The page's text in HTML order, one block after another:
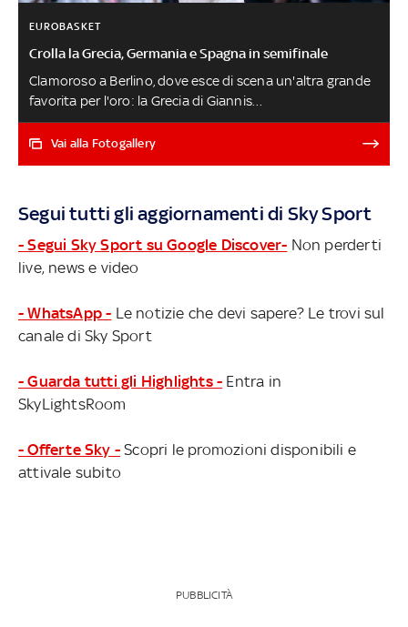
EUROBASKET
Crolla la Grecia, Germania e Spagna in semifinale
Clamoroso a Berlino, dove esce di scena un'altra grande
favorita per l'oro: la Grecia di Giannis
Antetokounmpo viene dominata dalla Germania
padrona di casa, che vola in semifinale. Espulsione per la
NOW ITALIA-FRANCIA LIVE
Vai alla Fotogallery
Segui tutti gli aggiornamenti di Sky Sport
- Segui Sky Sport su Google Discover- Non perderti
live, news e video
- WhatsApp - Le notizie che devi sapere? Le trovi sul
canale di Sky Sport
- Guarda tutti gli Highlights - Entra in
SkyLightsRoom
- Offerte Sky - Scopri le promozioni disponibili e
attivale subito
PUBBLICITÀ